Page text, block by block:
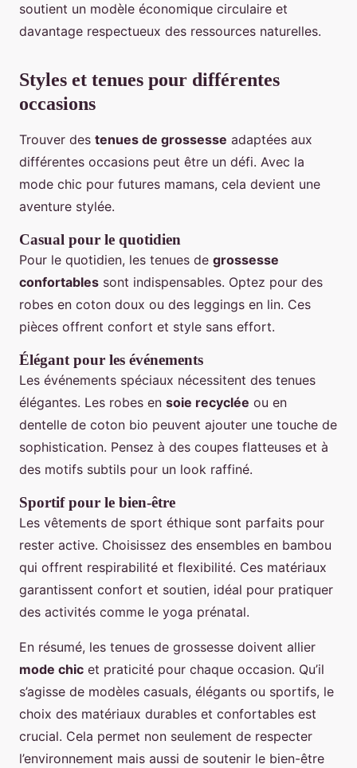
soutient un modèle économique circulaire et
davantage respectueux des ressources naturelles.
Styles et tenues pour différentes
occasions
Trouver des tenues de grossesse adaptées aux
différentes occasions peut être un défi. Avec la
mode chic pour futures mamans, cela devient une
aventure stylée.
Casual pour le quotidien
Pour le quotidien, les tenues de grossesse
confortables sont indispensables. Optez pour des
robes en coton doux ou des leggings en lin. Ces
pièces offrent confort et style sans effort.
Élégant pour les événements
Les événements spéciaux nécessitent des tenues
élégantes. Les robes en soie recyclée ou en
dentelle de coton bio peuvent ajouter une touche de
sophistication. Pensez à des coupes flatteuses et à
des motifs subtils pour un look raffiné.
Sportif pour le bien-être
Les vêtements de sport éthique sont parfaits pour
rester active. Choisissez des ensembles en bambou
qui offrent respirabilité et flexibilité. Ces matériaux
garantissent confort et soutien, idéal pour pratiquer
des activités comme le yoga prénatal.
En résumé, les tenues de grossesse doivent allier
mode chic et praticité pour chaque occasion. Qu’il
s’agisse de modèles casuals, élégants ou sportifs, le
choix des matériaux durables et confortables est
crucial. Cela permet non seulement de respecter
l’environnement mais aussi de soutenir le bien-être